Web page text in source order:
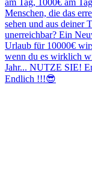
Endlich !!!😎